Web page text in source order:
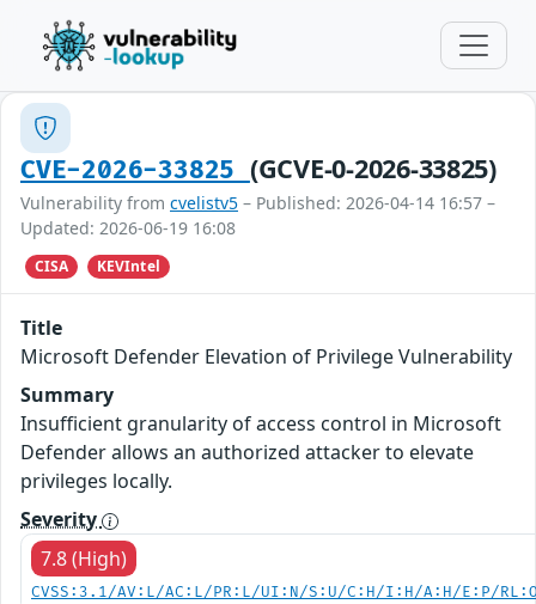
CVE-2026-33825 (GCVE-0-2026-33825)
Vulnerability from cvelistv5 – Published: 2026-04-14 16:57 –
Updated: 2026-06-19 16:08
CISA KEVIntel
Title
Microsoft Defender Elevation of Privilege Vulnerability
Summary
Insufficient granularity of access control in Microsoft
Defender allows an authorized attacker to elevate
privileges locally.
Severity
7.8 (High)
CVSS:3.1/AV:L/AC:L/PR:L/UI:N/S:U/C:H/I:H/A:H/E:P/